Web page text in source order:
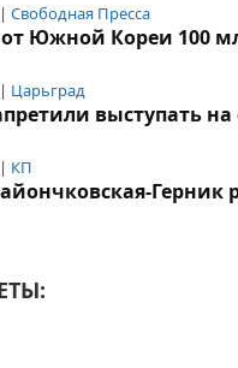
Свободная Пресса
Южной Кореи 100
Царьград
выступать
КП